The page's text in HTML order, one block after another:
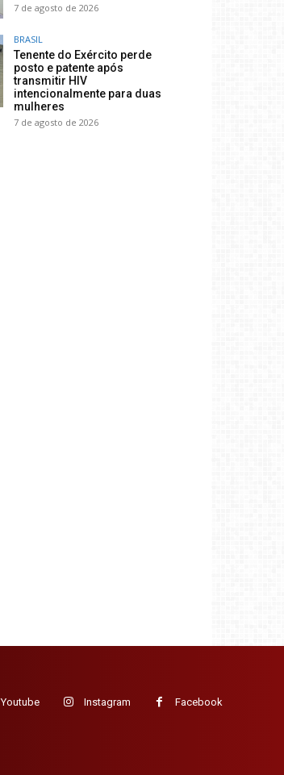
7 de agosto de 2026
BRASIL
Tenente do Exército perde
posto e patente após
transmitir HIV
intencionalmente para duas
mulheres
7 de agosto de 2026
Youtube Instagram Facebook